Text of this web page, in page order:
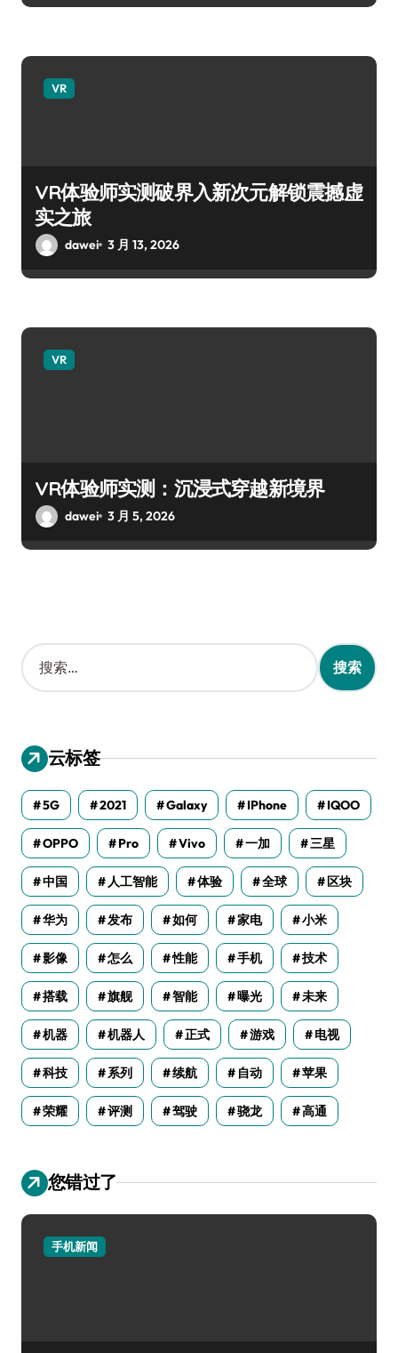
VR
VR体验师实测破界入新次元解锁震撼虚
实之旅
dawei 3 月 13, 2026
VR
VR体验师实测：沉浸式穿越新境界
dawei 3 月 5, 2026
搜
索
：
云标签
5G 2021 Galaxy IPhone IQOO
OPPO Pro Vivo 一加 三星
中国 人工智能 体验 全球 区块
华为 发布 如何 家电 小米
影像 怎么 性能 手机 技术
搭载 旗舰 智能 曝光 未来
机器 机器人 正式 游戏 电视
科技 系列 续航 自动 苹果
荣耀 评测 驾驶 骁龙 高通
您错过了
手机新闻